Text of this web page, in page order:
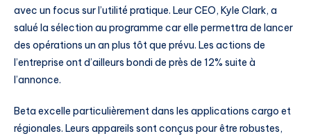
avec un focus sur l’utilité pratique. Leur CEO, Kyle Clark, a
salué la sélection au programme car elle permettra de lancer
des opérations un an plus tôt que prévu. Les actions de
l’entreprise ont d’ailleurs bondi de près de 12% suite à
l’annonce.
Beta excelle particulièrement dans les applications cargo et
régionales. Leurs appareils sont conçus pour être robustes,